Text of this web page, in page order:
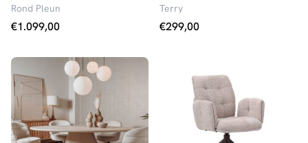
Rond Pleun
€1.099,00
Terry
€299,00